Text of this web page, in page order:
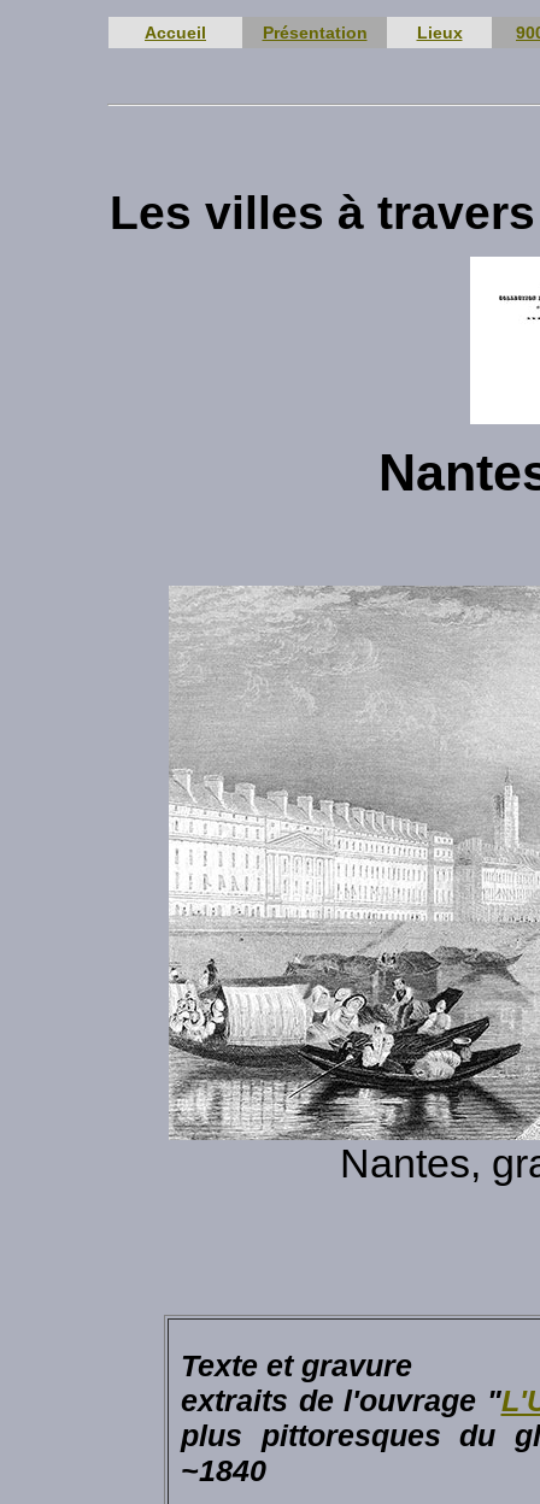
Accueil Présentation Lieux
Les villes à
Nantes,
Texte et gravure
extraits de l'ouvrage "
plus pittoresques du
~1840